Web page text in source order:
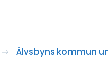
Älvsbyns kommun